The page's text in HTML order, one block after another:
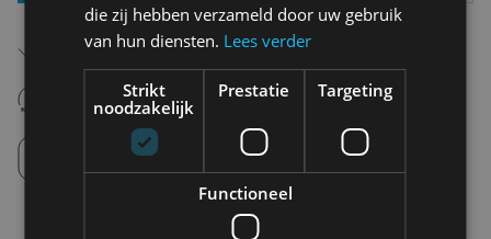
Gratis verzending in België
14 dagen om te retourneren
Nooit meer spijt van krijgen
Click en Collect
Afhalen in de winkel tussen 10u-18u.
die zij hebben verzameld door uw gebruik
van hun diensten. Lees verder
Strikt
noodzakelijk
Prestatie Targeting
Functioneel